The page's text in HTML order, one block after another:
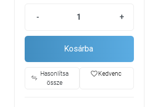
- +
Kosárba
Hasonlítsa
össze
favorite_borderKedvenc